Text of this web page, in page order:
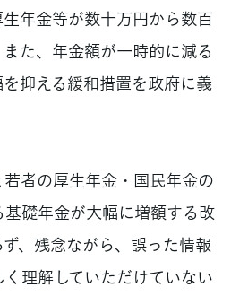
年金等が数十万円から数百
た、年金額が一時的に減る
抑える緩和措置を政府に義
者の厚生年金・国民年金の
礎年金が大幅に増額する改
、残念ながら、誤った情報
理解していただけていない